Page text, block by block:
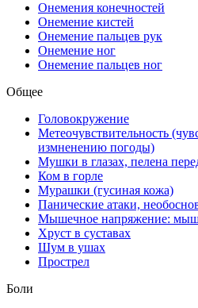
Онемения конечностей
Онемение кистей
Онемение пальцев рук
Онемение ног
Онемение пальцев ног
Общее
Головокружение
Метеочувствительность
измненению погоды)
Мушки в глазах, пелена
Ком в горле
Мурашки (гусиная кожа)
Панические атаки,
Мышечное напряжение:
Хруст в суставах
Шум в ушах
Прострел
Боли